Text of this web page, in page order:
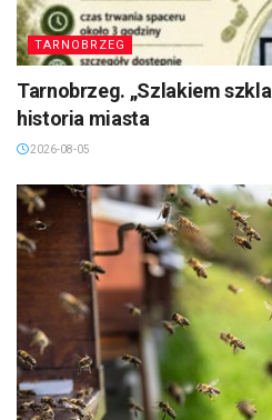
TARNOBRZEG
Tarnobrzeg. „Szlakiem
historia miasta
2026-08-05